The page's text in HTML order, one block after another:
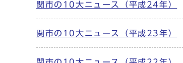
関市の10大ニュース（平成24年）
関市の10大ニュース（平成23年）